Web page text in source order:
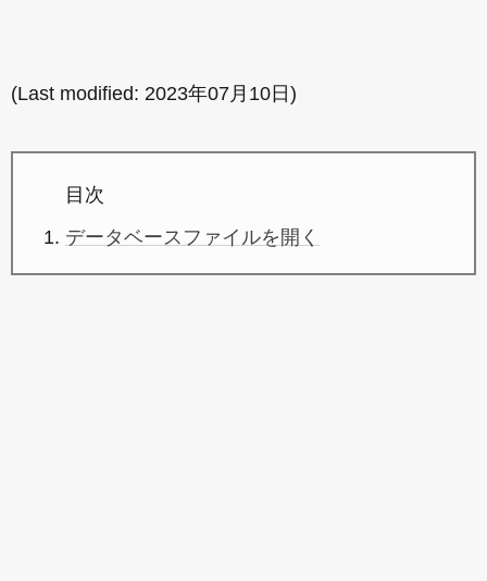
(Last modified: 2023年07月10日 )
目次
データベースファイルを開く